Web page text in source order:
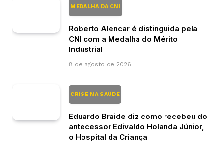
MEDALHA DA CNI
Roberto Alencar é distinguida pela
CNI com a Medalha do Mérito
Industrial
8 de agosto de 2026
CRISE NA SAÚDE
Eduardo Braide diz como recebeu do
antecessor Edivaldo Holanda Júnior,
o Hospital da Criança